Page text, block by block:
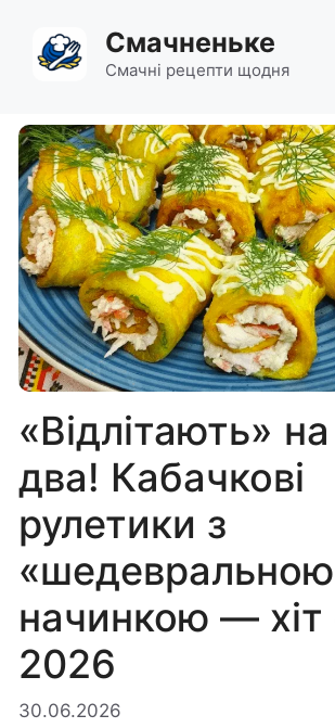
вмісту
Смачненьке
Смачні рецепти щодня
«Відлітають»
два! Кабачкові
рулетики з
начинкою — хіт
2026
30.06.2026